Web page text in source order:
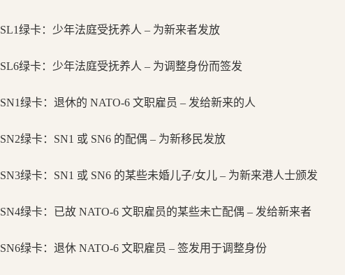
SL1绿卡：少年法庭受抚养人 – 为新来者发放
SL6绿卡： 少年法庭受抚养人 – 为调整身份而签发
SN1绿卡： 退休的 NATO-6 文职雇员 – 发给新来的人
SN2绿卡： SN1 或 SN6 的配偶 – 为新移民发放
SN3绿卡： SN1 或 SN6 的某些未婚儿子/女儿 – 为新来港人士颁发
SN4绿卡： 已故 NATO-6 文职雇员的某些未亡配偶 – 发给新来者
SN6绿卡： 退休 NATO-6 文职雇员 – 签发用于调整身份